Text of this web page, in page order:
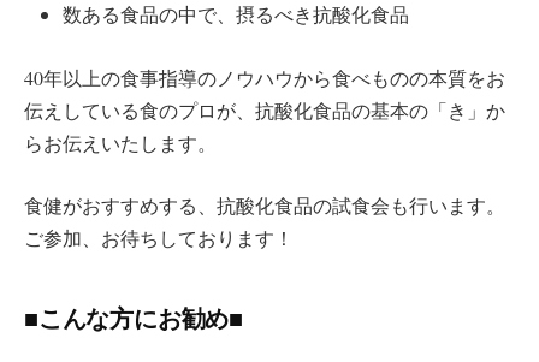
数ある食品の中で、摂るべき抗酸化食品
40年以上の食事指導のノウハウから食べものの本質をお
伝えしている食のプロが、抗酸化食品の基本の「き」か
らお伝えいたします。
食健がおすすめする、抗酸化食品の試食会も行います。
ご参加、お待ちしております！
■こんな方にお勧め■